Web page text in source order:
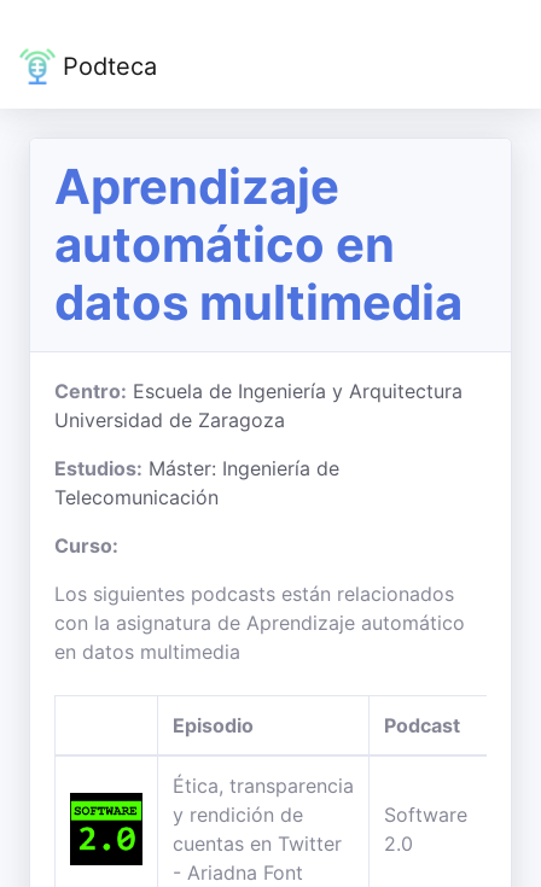
Podteca
Aprendizaje
automático en
datos multimedia
Centro: Escuela de Ingeniería y Arquitectura
Universidad de Zaragoza
Estudios: Máster: Ingeniería de
Telecomunicación
Curso:
Los siguientes podcasts están relacionados
con la asignatura de Aprendizaje automático
en datos multimedia
Episodio Podcast
Ética, transparencia
y rendición de
cuentas en Twitter
- Ariadna Font
Software
2.0